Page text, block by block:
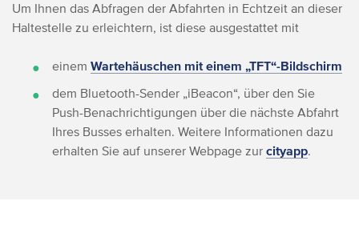
Um Ihnen das Abfragen der Abfahrten in Echtzeit an dieser
Haltestelle zu erleichtern, ist diese ausgestattet mit
einem Wartehäuschen mit einem „TFT“-Bildschirm
dem Bluetooth-Sender „iBeacon“, über den Sie
Push-Benachrichtigungen über die nächste Abfahrt
Ihres Busses erhalten. Weitere Informationen dazu
erhalten Sie auf unserer Webpage zur cityapp.